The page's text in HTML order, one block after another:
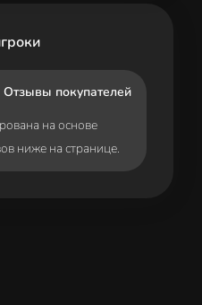
Отзывы покупателей
на основе
ниже на странице.